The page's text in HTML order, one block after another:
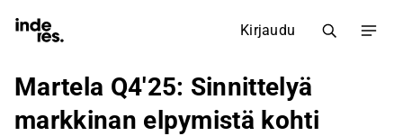
Kirjaudu
Martela Q4'25: Sinnittelyä
markkinan elpymistä kohti